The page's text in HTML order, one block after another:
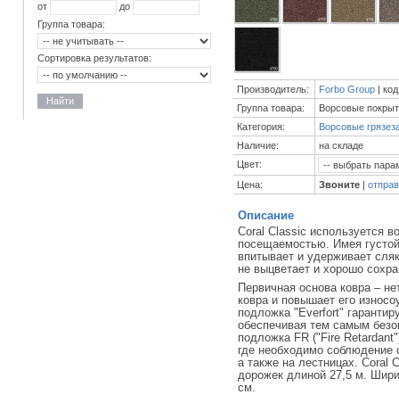
от
до
Группа товара:
Сортировка результатов:
Найти
Производитель: Forbo Group |
Группа товара:
Ворсовые
Категория:
Ворсовые
Наличие:
на складе
Цвет:
Цена:
Звоните |
Описание
Coral Classic используется
посещаемостью. Имея
впитывает и удерживает
не выцветает и хорошо
Первичная основа ковра –
ковра и повышает его
подложка "Everfort"
обеспечивая тем самым
подложка FR ("Fire
где необходимо соблюдение
а также на лестницах. Coral
дорожек длиной 27,5 м.
см.